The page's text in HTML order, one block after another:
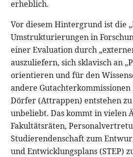
erheblich.
Vor diesem Hintergrund ist die
Umstrukturierungen in
einer Evaluation durch
auszuliefern, sich sklavisch an
orientieren und für den
andere Gutachterkommissionen
Dörfer (Attrappen) entstehen
unbeliebt. Das kommt in vielen
Fakultätsräten,
Studierendenschaft zum
und Entwicklungsplans (STEP)